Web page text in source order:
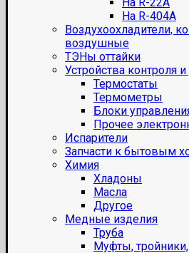
На R-404A
Воздухоохладители,
воздушные
ТЭНы оттайки
Устройства контроля
Термостаты
Термометры
Блоки
Прочее
Испарители
Запчасти к бытовым
Химия
Хладоны
Масла
Другое
Медные изделия
Труба
Муфты,